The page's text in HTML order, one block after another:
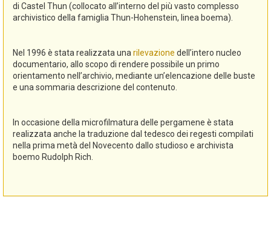
di Castel Thun (collocato all’interno del più vasto complesso
archivistico della famiglia Thun-Hohenstein, linea boema).
Nel 1996 è stata realizzata una rilevazione dell’intero nucleo
documentario, allo scopo di rendere possibile un primo
orientamento nell’archivio, mediante un’elencazione delle buste
e una sommaria descrizione del contenuto.
In occasione della microfilmatura delle pergamene è stata
realizzata anche la traduzione dal tedesco dei regesti compilati
nella prima metà del Novecento dallo studioso e archivista
boemo Rudolph Rich.